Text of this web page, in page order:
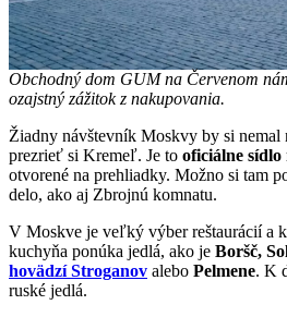
Obchodný dom GUM na Červenom
ozajstný zážitok z nakupovania.
Žiadny návštevník Moskvy by si
prezrieť si Kremeľ. Je to oficiálne
otvorené na prehliadky. Možno si tam
delo, ako aj Zbrojnú komnatu.
V Moskve je veľký výber reštaurácií a
kuchyňa ponúka jedlá, ako je Boršč,
hovädzí Stroganov alebo Pelmene. K
ruské jedlá.